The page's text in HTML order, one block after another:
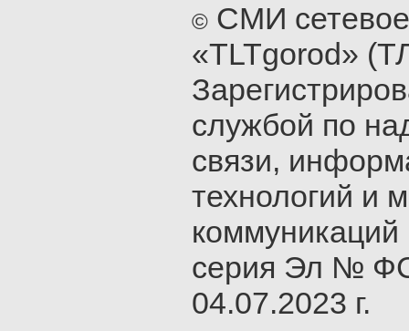
© СМИ
«TLTgorod»
службой по
связи,
технологий и
серия Эл №
04.07.2023 г.